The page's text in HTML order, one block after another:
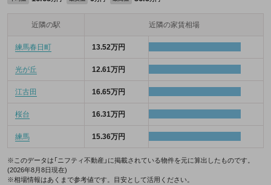
近隣の駅 近隣の家賃相場
練馬春日町 13.52万円
光が丘 12.61万円
江古田 16.65万円
桜台 16.31万円
練馬 15.36万円
※このデータは「ニフティ不動産」に掲載されている物件を元に算出したものです。
(2026年8月8日現在)
※相場情報はあくまで参考値です。目安として活用ください。